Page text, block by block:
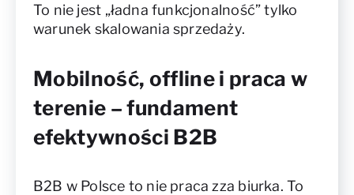
To nie jest „ładna funkcjonalność” tylko
warunek skalowania sprzedaży.
Mobilność, offline i praca w
terenie – fundament
efektywności B2B
B2B w Polsce to nie praca zza biurka. To